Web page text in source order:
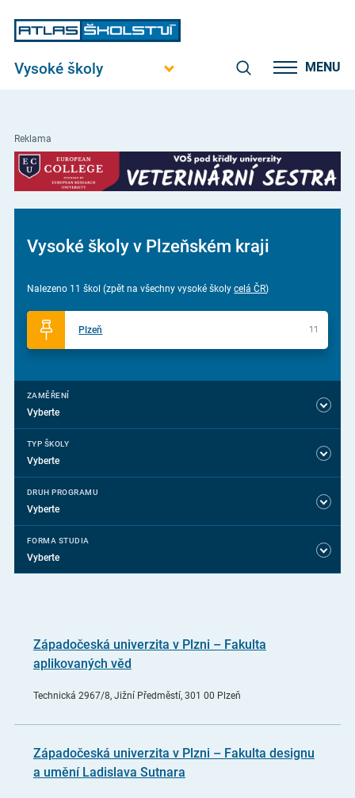
Vysoké školy MENU
Reklama
Vysoké školy v Plzeňském kraji
Nalezeno 11 škol (zpět na všechny vysoké školycelá ČR)
Plzeň 11
ZAMĚŘENÍ
Vyberte
TYP ŠKOLY
Vyberte
DRUH PROGRAMU
Vyberte
FORMA STUDIA
Vyberte
Západočeská univerzita v Plzni – Fakulta
aplikovaných věd
Technická 2967/8, Jižní Předměstí, 301 00 Plzeň
Západočeská univerzita v Plzni – Fakulta designu
a umění Ladislava Sutnara